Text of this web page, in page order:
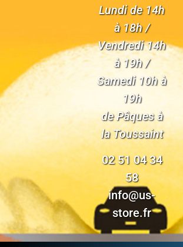
Lundi de 14h
à 18h /
Vendredi 14h
à 19h /
Samedi 10h à
19h
de Pâques à
la Toussaint
02 51 04 34
58
info@us-
store.fr